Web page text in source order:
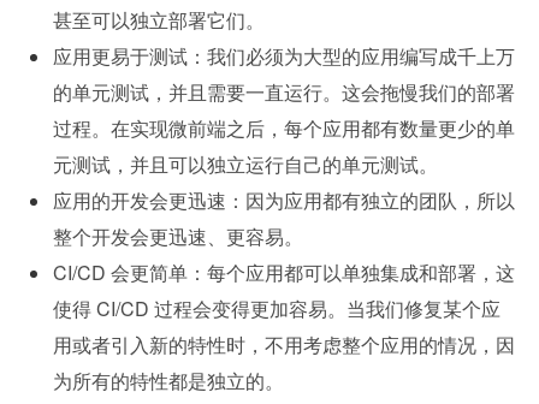
甚至可以独立部署它们。
应用更易于测试：我们必须为大型的应用编写成千上万
的单元测试，并且需要一直运行。这会拖慢我们的部署
过程。在实现微前端之后，每个应用都有数量更少的单
元测试，并且可以独立运行自己的单元测试。
应用的开发会更迅速：因为应用都有独立的团队，所以
整个开发会更迅速、更容易。
CI/CD 会更简单：每个应用都可以单独集成和部署，这
使得 CI/CD 过程会变得更加容易。当我们修复某个应
用或者引入新的特性时，不用考虑整个应用的情况，因
为所有的特性都是独立的。